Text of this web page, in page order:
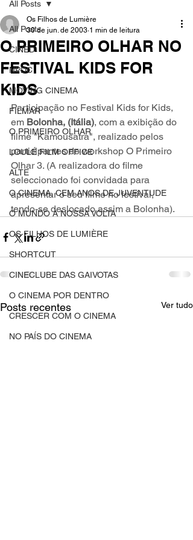
All Posts
CINED
NPDC
MOVING CINEMA
FILMAR
O PRIMEIRO OLHAR
LOULÉ FILM OFFICE
ALTE
O CINEMA, CEM ANOS DE JUVENTUDE
O MUNDO À NOSSA VOLTA
OS FILHOS DE LUMIÈRE
SHORTCUT
CINECLUBE DAS GAIVOTAS
O CINEMA POR DENTRO
CRESCER COM O CINEMA
NO PAÍS DO CINEMA
All Posts
O PRIMEIRO OLHAR NO
FESTIVAL KIDS FOR
KIDS
Os Filhos de Lumière
30 de jun. de 2003 1 min de leitura
Participação no Festival Kids for Kids,
em Bolonha, (Itália), com a exibição do
filme "Kamousatra", realizado pelos
participantes do workshop O Primeiro
Olhar 3. (A realizadora do filme
seleccionado foi convidada para
apresentar o seu filme no festival,
tendo-se deslocado assim a Bolonha).
Posts recentes Ver tudo